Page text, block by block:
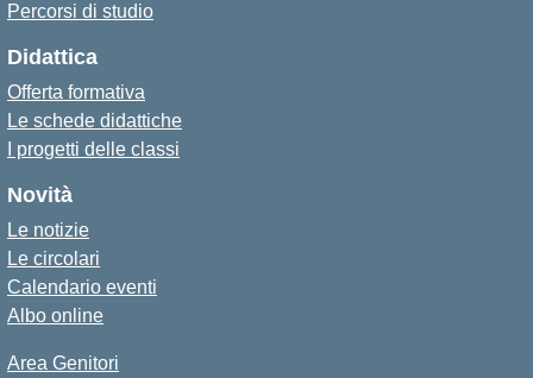
Percorsi di studio
Didattica
Offerta formativa
Le schede didattiche
I progetti delle classi
Novità
Le notizie
Le circolari
Calendario eventi
Albo online
Area Genitori